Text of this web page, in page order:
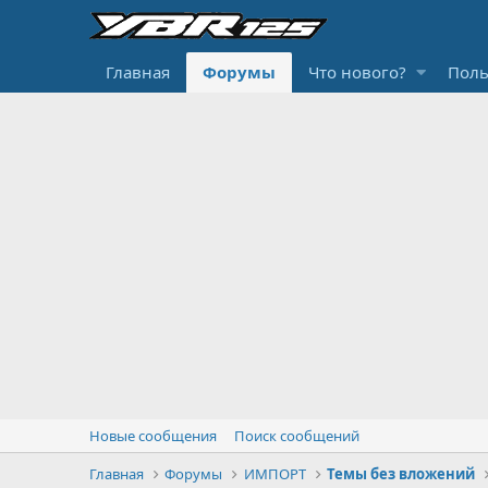
Главная Форумы Что нового?
Новые сообщения
Поиск сообщений
Главная
Форумы ИМПОРТ Темы без вложений